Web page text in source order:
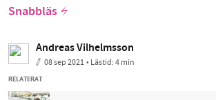
Snabbläs
Andreas Vilhelmsson
08 sep 2021• Lästid:4 min
RELATERAT